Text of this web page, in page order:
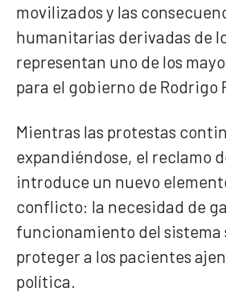
movilizados y las
humanitarias derivadas de
representan uno de los
para el gobierno de Rodrigo
Mientras las protestas
expandiéndose, el reclamo
introduce un nuevo
conflicto: la necesidad de
funcionamiento del sistema
proteger a los pacientes
política.